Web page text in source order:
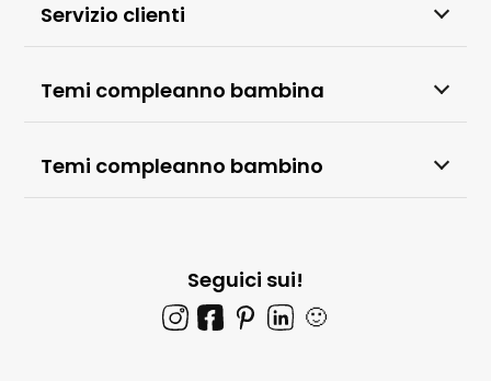
Servizio clienti
Temi compleanno bambina
Temi compleanno bambino
Seguici sui!
🙂